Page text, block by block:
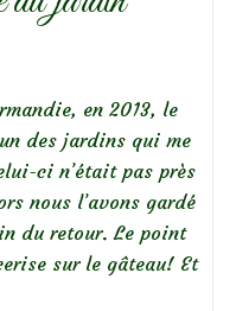
en 2013, le
des jardins qui me
ci n’était pas près
nous l’avons gardé
du retour. Le point
sur le gâteau! EtEn